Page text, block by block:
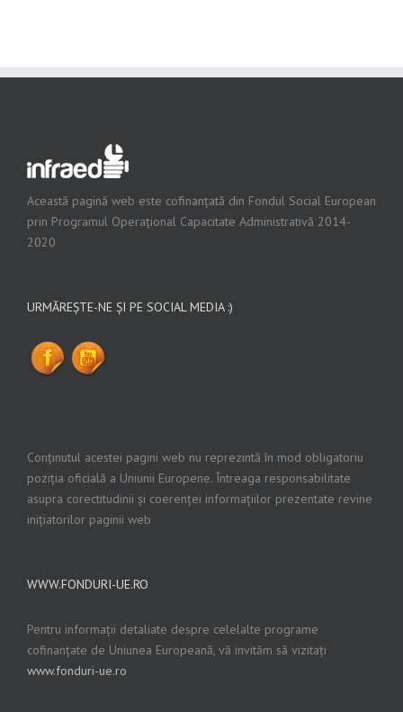
Această pagină web este cofinanțată din Fondul Social European
prin Programul Operațional Capacitate Administrativă 2014-
2020
URMĂREȘTE-NE ȘI PE SOCIAL MEDIA :)
Conținutul acestei pagini web nu reprezintă în mod obligatoriu
poziția oficială a Uniunii Europene. Întreaga responsabilitate
asupra corectitudinii și coerenței informațiilor prezentate revine
inițiatorilor paginii web
WWW.FONDURI-UE.RO
Pentru informații detaliate despre celelalte programe
cofinanțate de Uniunea Europeană, vă invităm să vizitați
www.fonduri-ue.ro